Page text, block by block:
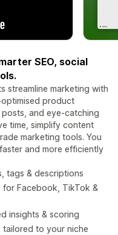
SEO, social
streamline marketing with
optimised product
and eye-catching
time, simplify content
marketing tools. You
and more efficiently
tags & descriptions
for Facebook, TikTok &
insights & scoring
tailored to your niche